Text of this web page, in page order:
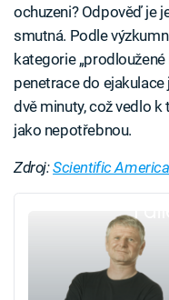
ochuzeni? Odpověď je
smutná. Podle
kategorie
penetrace do
dvě minuty, což vedlo
jako nepotřebnou.
Zdroj:Scientific